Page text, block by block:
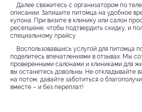
Далее свяжитесь с организатором по
описании. Запишите питомца на удобное
купона. При визите в клинику или салон
ресепшене, чтобы подтвердить скидку, и
специальному прайсу.
Воспользовавшись услугой для питомца
поделитесь впечатлениями в отзывах. Мы
проверенными салонами и клиниками для
вы останетесь довольны. Не откладывайте
на потом, давайте заботиться о
вместе – и без переплат!